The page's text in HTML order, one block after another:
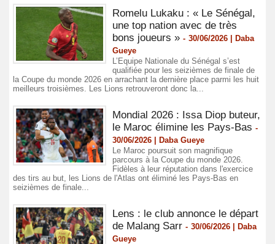
Romelu Lukaku : « Le Sénégal,
une top nation avec de très
bons joueurs » - 30/06/2026 | Daba
Gueye
L’Equipe Nationale du Sénégal s’est
qualifiée pour les seizièmes de finale de
la Coupe du monde 2026 en arrachant la dernière place parmi les huit
meilleurs troisièmes. Les Lions retrouveront donc la...
Mondial 2026 : Issa Diop buteur,
le Maroc élimine les Pays-Bas -
30/06/2026 | Daba Gueye
Le Maroc poursuit son magnifique
parcours à la Coupe du monde 2026.
Fidèles à leur réputation dans l'exercice
des tirs au but, les Lions de l'Atlas ont éliminé les Pays-Bas en
seizièmes de finale...
Lens : le club annonce le départ
de Malang Sarr - 30/06/2026 | Daba
Gueye